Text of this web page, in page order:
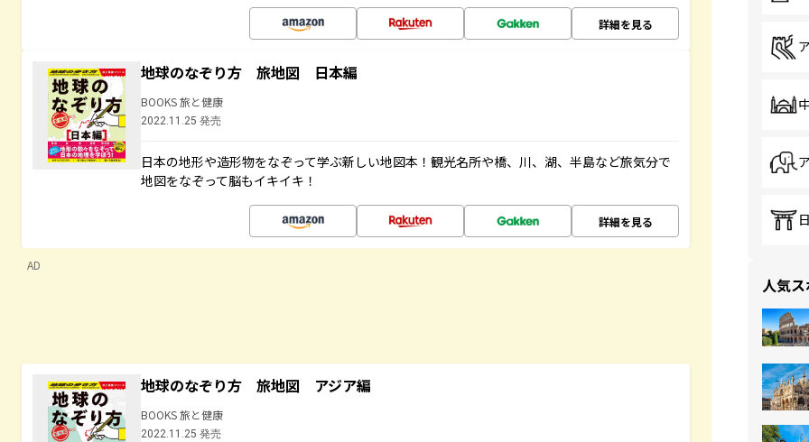
詳細を見る
地球のなぞり方 旅地図 日本編
BOOKS 旅と健康
2022.11.25 発売
日本の地形や造形物をなぞって学ぶ新しい地図本！観光名所や橋、川、湖、半島など旅気分で
地図をなぞって脳もイキイキ！
詳細を見る
AD
地球のなぞり方 旅地図 アジア編
BOOKS 旅と健康
2022.11.25 発売
人気